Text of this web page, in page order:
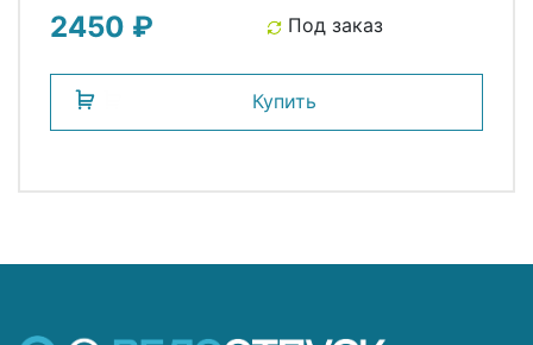
покрыт. синий H040B HORST
2450 ₽ Под заказ
Купить